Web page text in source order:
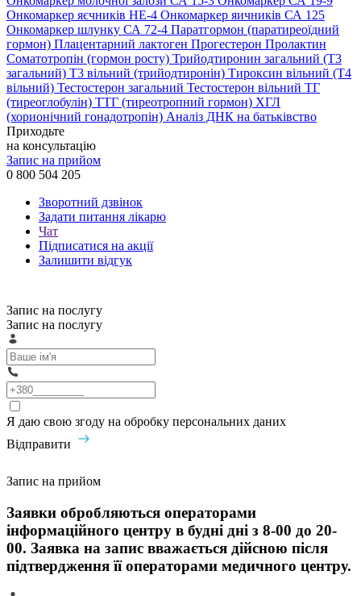
Онкомаркер яєчників НЕ-4 Онкомаркер яичників СА 125
Онкомаркер шлунку СА 72-4 Паратгормон (паратиреоїдний
гормон) Плацентарний лактоген Прогестерон Пролактин
Соматотропін (гормон росту) Трийодтиронин загальний (Т3
загальний) Т3 вільний (трийодтиронін) Тироксин вільний (Т4
вільний) Тестостерон загальний Тестостерон вільний ТГ
(тиреоглобулін) ТТГ (тиреотропний гормон) ХГЛ
(хорионічний гонадотропін) Аналіз ДНК на батьківство
Приходьте
на консультацію
Запис на прийом
0 800 504 205
Зворотний дзвінок
Задати питання лікарю
Чат
Підписатися на акції
Залишити відгук
Запис на послугу
Запис на послугу
Я даю свою згоду на обробку персональних даних
Відправити
Запис на прийом
Заявки обробляються операторами
інформаційного центру в будні дні з 8-00 до 20-
00. Заявка на запис вважається дійсною після
підтвердження її операторами медичного центру.